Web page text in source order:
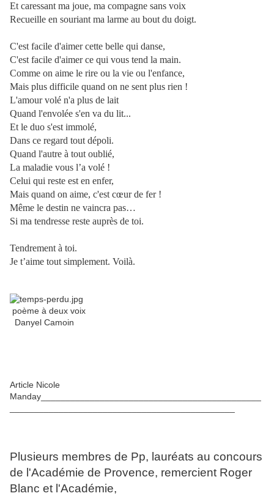
Et caressant ma joue, ma compagne sans voix
Recueille en souriant ma larme au bout du doigt.
C'est facile d'aimer cette belle qui danse,
C'est facile d'aimer ce qui vous tend la main.
Comme on aime le rire ou la vie ou l'enfance,
Mais plus difficile quand on ne sent plus rien !
L'amour volé n'a plus de lait
Quand l'envolée s'en va du lit...
Et le duo s'est immolé,
Dans ce regard tout dépoli.
Quand l'autre à tout oublié,
La maladie vous l’a volé !
Celui qui reste est en enfer,
Mais quand on aime, c'est cœur de fer !
Même le destin ne vaincra pas…
Si ma tendresse reste auprès de toi.
Tendrement à toi.
Je t’aime tout simplement. Voilà.
poème à deux voix
Danyel Camoin
Article Nicole
Manday_____________________________________________
Plusieurs membres de Pp, lauréats au concours
de l'Académie de Provence, remercient Roger
Blanc et l'Académie,